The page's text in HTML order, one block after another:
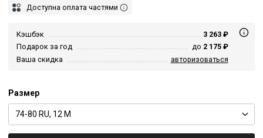
Доступна оплата частями
Кэшбэк
3 263 ₽
Подарок за год
до 2 175 ₽
Ваша скидка
авторизоваться
Размер
74-80 RU, 12 M